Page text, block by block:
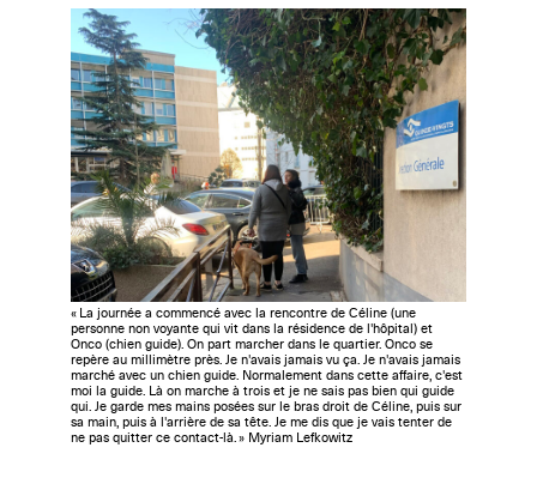
« La journée a commencé avec la rencontre de Céline (une
personne non voyante qui vit dans la résidence de l'hôpital) et
Onco (chien guide). On part marcher dans le quartier. Onco se
repère au millimètre près. Je n'avais jamais vu ça. Je n'avais jamais
marché avec un chien guide. Normalement dans cette affaire, c'est
moi la guide. Là on marche à trois et je ne sais pas bien qui guide
qui. Je garde mes mains posées sur le bras droit de Céline, puis sur
sa main, puis à l'arrière de sa tête. Je me dis que je vais tenter de
ne pas quitter ce contact-là. » Myriam Lefkowitz